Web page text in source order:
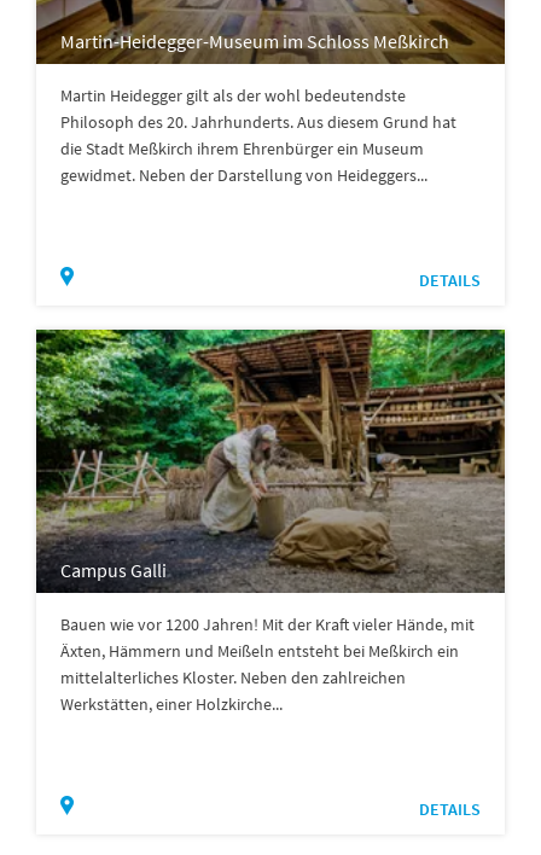
Martin-Heidegger-Museum im Schloss Meßkirch
Martin Heidegger gilt als der wohl bedeutendste
Philosoph des 20. Jahrhunderts. Aus diesem Grund hat
die Stadt Meßkirch ihrem Ehrenbürger ein Museum
gewidmet. Neben der Darstellung von Heideggers...
DETAILS
Campus Galli
Bauen wie vor 1200 Jahren! Mit der Kraft vieler Hände, mit
Äxten, Hämmern und Meißeln entsteht bei Meßkirch ein
mittelalterliches Kloster. Neben den zahlreichen
Werkstätten, einer Holzkirche...
DETAILS